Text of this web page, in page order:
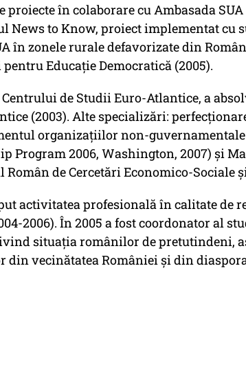
proiecte în colaborare cu Ambasada
News to Know, proiect implementat cu
în zonele rurale defavorizate din
Educație Democratică (2005).
de Studii Euro-Atlantice, a
(2003). Alte specializări:
organizațiilor non-
Program 2006, Washington, 2007) și
de Cercetări Economico-Sociale
activitatea profesională în calitate de
2006). În 2005 a fost coordonator al
situația românilor de pretutindeni,
din vecinătatea României și din